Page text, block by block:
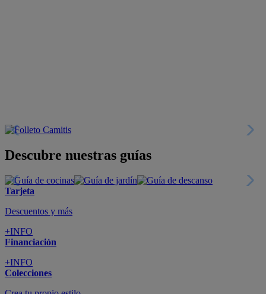
Descubre nuestras guías
Tarjeta
Descuentos y más
+INFO
Financiación
+INFO
Colecciones